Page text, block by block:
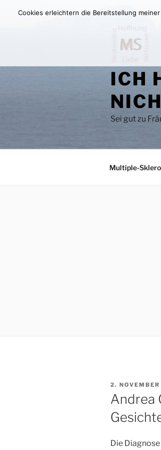
Inhalt
ICH
Sei gut zu
Multiple-
AM
2.
Andrea
Die
Cookies erleichtern die Bereitstellung